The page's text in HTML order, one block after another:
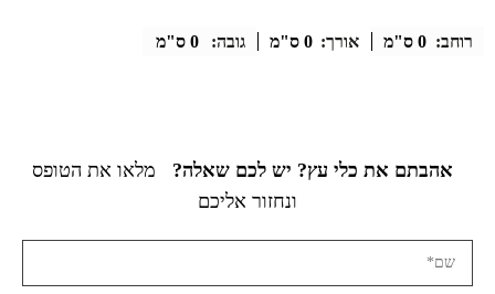
רוחב: 0 ס"מ אורך: 0 ס"מ גובה: 0 ס"מ
אהבתם את כלי עץ? יש לכם שאלה?
מלאו את הטופס
ונחזור אליכם